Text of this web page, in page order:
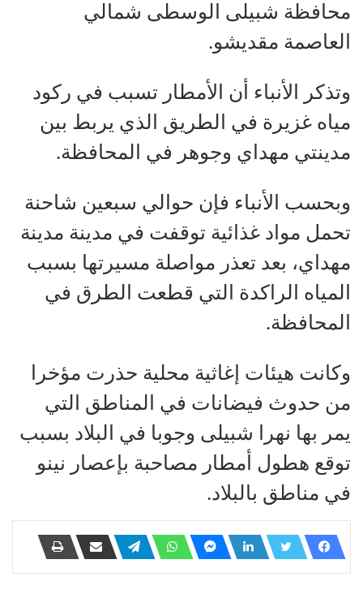
محافظة شبيلى الوسطى شمالي
العاصمة مقديشو.
وتذكر الأنباء أن الأمطار تسبب في ركود
مياه غزيرة في الطريق الذي يربط بين
مدينتي مهداي وجوهر في المحافظة.
وبحسب الأنباء فإن حوالي سبعين شاحنة
تحمل مواد غذائية توقفت في مدينة مدينة
مهداي، بعد تعذر مواصلة مسيرتها بسبب
المياه الراكدة التي قطعت الطرق في
المحافظة.
وكانت هيئات إغاثية محلية حذرت مؤخرا
من حدوث فيضانات في المناطق التي
يمر بها نهرا شبيلى وجوبا في البلاد بسبب
توقع هطول أمطار مصاحبة بإعصار نينو
في مناطق بالبلاد.